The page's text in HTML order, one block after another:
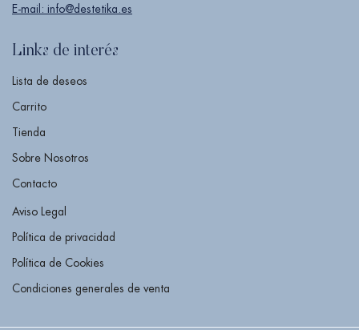
E-mail: info@destetika.es
Links de interés
Lista de deseos
Carrito
Tienda
Sobre Nosotros
Contacto
Aviso Legal
Política de privacidad
Política de Cookies
Condiciones generales de venta